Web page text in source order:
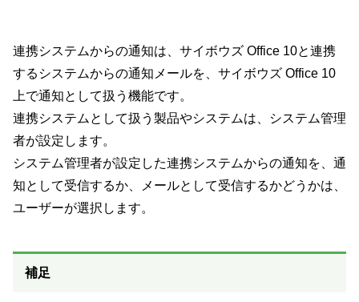
連携システムからの通知は、サイボウズ Office 10と連携
するシステムからの通知メールを、サイボウズ Office 10
上で通知として扱う機能です。
連携システムとして扱う製品やシステムは、システム管理
者が設定します。
システム管理者が設定した連携システムからの通知を、通
知として受信するか、メールとして受信するかどうかは、
ユーザーが選択します。
補足